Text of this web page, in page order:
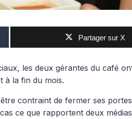
Partager sur X
les deux gérantes du café
à la fin du mois.
contraint de fermer ses
ce que rapportent deux médias